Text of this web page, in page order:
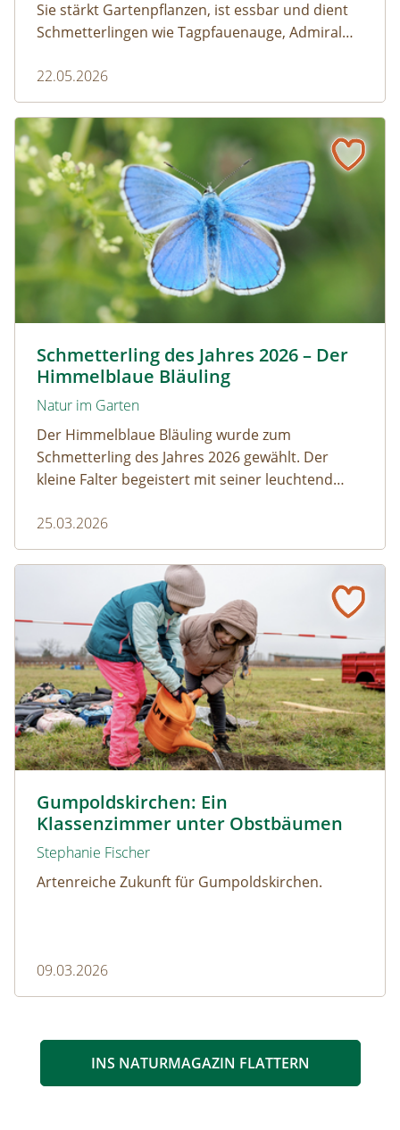
Sie stärkt Gartenpflanzen, ist essbar und dient
Schmetterlingen wie Tagpfauenauge, Admiral
Wer sie im Garten stehen lässt, fördert die
Artenvielfalt.
22.05.2026
Schmetterling des Jahres 2026 – Der
Himmelblaue Bläuling
Natur im Garten
Der Himmelblaue Bläuling wurde zum
Schmetterling des Jahres 2026 gewählt. Der
kleine Falter begeistert mit seiner leuchtend
Zusammenspiel mit Ameisen.
25.03.2026
Schmetterling des Jahres 2026 – Der Himmelblaue
Gumpoldskirchen: Ein
Klassenzimmer unter Obstbäumen
Stephanie Fischer
Artenreiche Zukunft für Gumpoldskirchen.
09.03.2026
Gumpoldskirchen: Ein Klassenzimmer unter
INS NATURMAGAZIN FLATTERN